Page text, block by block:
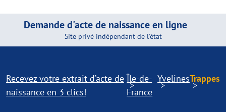
Demande d'acte de naissance en ligne
Site privé indépendant de l'état
Recevez votre extrait d’acte de
naissance en 3 clics!
Île-de-
France
YvelinesTrappes